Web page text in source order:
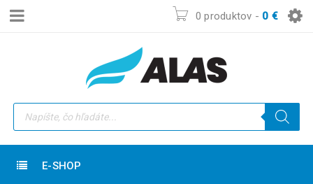
0 produktov - 0 €
E-SHOP